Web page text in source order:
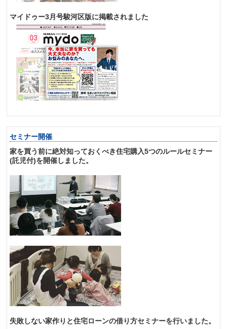
マイドゥー3月号駿河区版に掲載されました
セミナー開催
家を買う前に絶対知っておくべき住宅購入5つのルールセミナー
(託児付)を開催しました。
失敗しない家作りと住宅ローンの借り方セミナーを行いました。